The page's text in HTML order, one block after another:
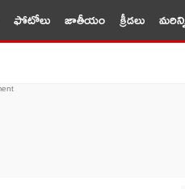
ఫోటోలు జాతీయం క్రీడలు మరిన్ని